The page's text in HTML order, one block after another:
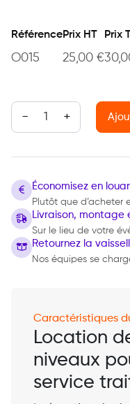
Référence
O015
Prix HT
25,00 €
Prix
quantité de Desserte
Économisez en
Plutôt que d’acheter
Livraison, montage
Sur le lieu de votre
Retournez la
Nos équipes se
Caractéristiques
Location
niveaux
service